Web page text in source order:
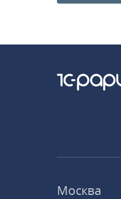
Москва